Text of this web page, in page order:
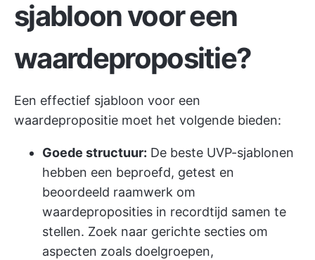
sjabloon voor een
waardepropositie?
Een effectief sjabloon voor een
waardepropositie moet het volgende bieden:
Goede structuur: De beste UVP-sjablonen
hebben een beproefd, getest en
beoordeeld raamwerk om
waardeproposities in recordtijd samen te
stellen. Zoek naar gerichte secties om
aspecten zoals doelgroepen,